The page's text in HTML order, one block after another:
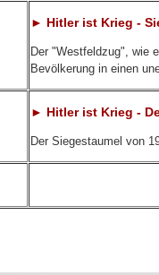
► Hitler ist Krieg -
Der "Westfeldzug", wie
Bevölkerung in einen
► Hitler ist Krieg -
Der Siegestaumel von